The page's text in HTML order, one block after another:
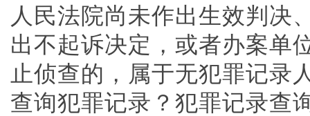
人民法院尚未作出生效判决
出不起诉决定，或者办案单
止侦查的，属于无犯罪记录
查询犯罪记录？犯罪记录查